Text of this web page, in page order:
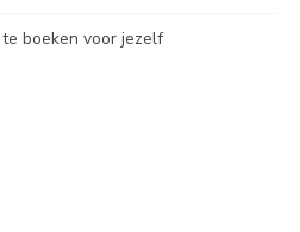
boeken voor jezelf